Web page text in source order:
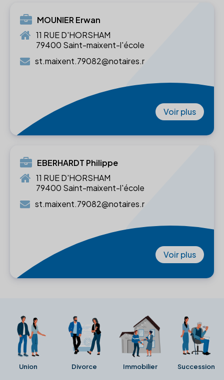
MOUNIER Erwan
11 RUE D'HORSHAM
79400 Saint-maixent-l'école
st.maixent.79082@notaires.r
Voir plus
EBERHARDT Philippe
11 RUE D'HORSHAM
79400 Saint-maixent-l'école
st.maixent.79082@notaires.r
Voir plus
Union Divorce Immobilier Succession